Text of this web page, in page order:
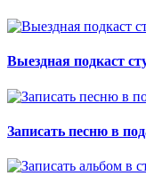
Выездная подкаст
Записать песню в